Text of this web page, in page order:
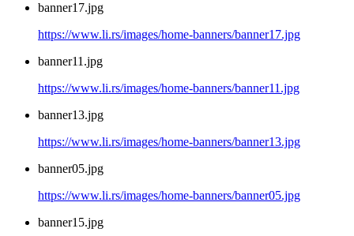
banner17.jpg
https://www.li.rs/images/home-banners/banner17.jpg
banner11.jpg
https://www.li.rs/images/home-banners/banner11.jpg
banner13.jpg
https://www.li.rs/images/home-banners/banner13.jpg
banner05.jpg
https://www.li.rs/images/home-banners/banner05.jpg
banner15.jpg